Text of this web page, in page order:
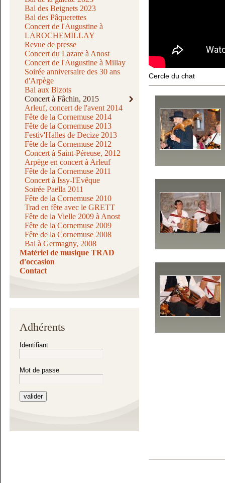
Bal des Beignets 2023
Bal des Pâquerettes
Concert de l'Augustine à
LAROCHEMILLAY
Revue de presse
Concert du Lazare à Anost
Concert de l'Augustine à Millay
Soirée anniversaire des 30 ans
d'Arpège
Bal aux Bizots
Concert à Fâchin, 2015
Arleuf, concert de l'avent 2014
Fête de la Cornemuse 2014
Fête de la Cornemuse 2013
Festiv'Halles de Decize 2013
Fête de la Cornemuse 2012
Concert à Saint-Péreuse, 2012
Arpège en concert à Arleuf
Fête de la Cornemuse 2011
Concert à Issy-l'Evêque
Soirée Paëlla 2011
Fête de la Cornemuse 2010
Trad en fête avec le GRETT
Fête de la Vielle 2009 à Anost
Fête de la Cornemuse 2009
Fête de la Cornemuse 2008
Bal à Germagny, 2008
Matériel de musique TRAD
d'occasion
Contact
Adhérents
Identifiant
Mot de passe
Cercle du chat